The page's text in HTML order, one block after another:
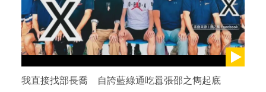
我直接找部長喬 自誇藍綠通吃囂張邵之雋起底